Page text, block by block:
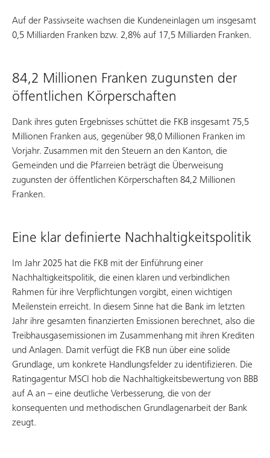
Auf der Passivseite wachsen die Kundeneinlagen um insgesamt
0,5 Milliarden Franken bzw. 2,8% auf 17,5 Milliarden Franken.
84,2 Millionen Franken zugunsten der
öffentlichen Körperschaften
Dank ihres guten Ergebnisses schüttet die FKB insgesamt 75,5
Millionen Franken aus, gegenüber 98,0 Millionen Franken im
Vorjahr. Zusammen mit den Steuern an den Kanton, die
Gemeinden und die Pfarreien beträgt die Überweisung
zugunsten der öffentlichen Körperschaften 84,2 Millionen
Franken.
Eine klar definierte Nachhaltigkeitspolitik
Im Jahr 2025 hat die FKB mit der Einführung einer
Nachhaltigkeitspolitik, die einen klaren und verbindlichen
Rahmen für ihre Verpflichtungen vorgibt, einen wichtigen
Meilenstein erreicht. In diesem Sinne hat die Bank im letzten
Jahr ihre gesamten finanzierten Emissionen berechnet, also die
Treibhausgasemissionen im Zusammenhang mit ihren Krediten
und Anlagen. Damit verfügt die FKB nun über eine solide
Grundlage, um konkrete Handlungsfelder zu identifizieren. Die
Ratingagentur MSCI hob die Nachhaltigkeitsbewertung von BBB
auf A an – eine deutliche Verbesserung, die von der
konsequenten und methodischen Grundlagenarbeit der Bank
zeugt.